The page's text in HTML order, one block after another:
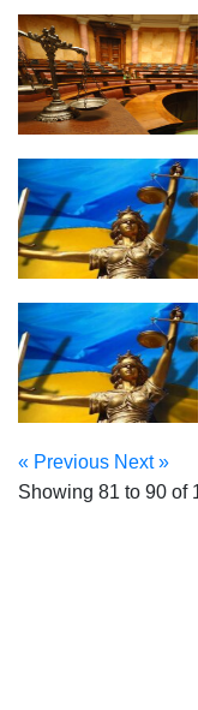
« Previous Next »
Showing 81 to 90 of